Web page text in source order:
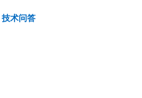
技术问答